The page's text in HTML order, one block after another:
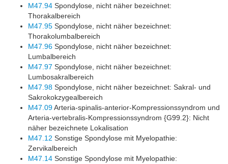
M47.94 Spondylose, nicht näher bezeichnet:
Thorakalbereich
M47.95 Spondylose, nicht näher bezeichnet:
Thorakolumbalbereich
M47.96 Spondylose, nicht näher bezeichnet:
Lumbalbereich
M47.97 Spondylose, nicht näher bezeichnet:
Lumbosakralbereich
M47.98 Spondylose, nicht näher bezeichnet: Sakral- und
Sakrokokzygealbereich
M47.09Arteria-spinalis-anterior-Kompressionssyndrom und
Arteria-vertebralis-Kompressionssyndrom {G99.2}: Nicht
näher bezeichnete Lokalisation
M47.12 Sonstige Spondylose mit Myelopathie:
Zervikalbereich
M47.14 Sonstige Spondylose mit Myelopathie: